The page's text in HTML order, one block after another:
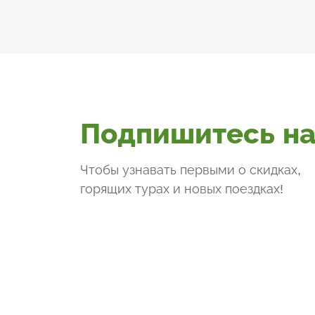
Подпишитесь
Чтобы узнавать первыми о скидках,
горящих турах и новых поездках!